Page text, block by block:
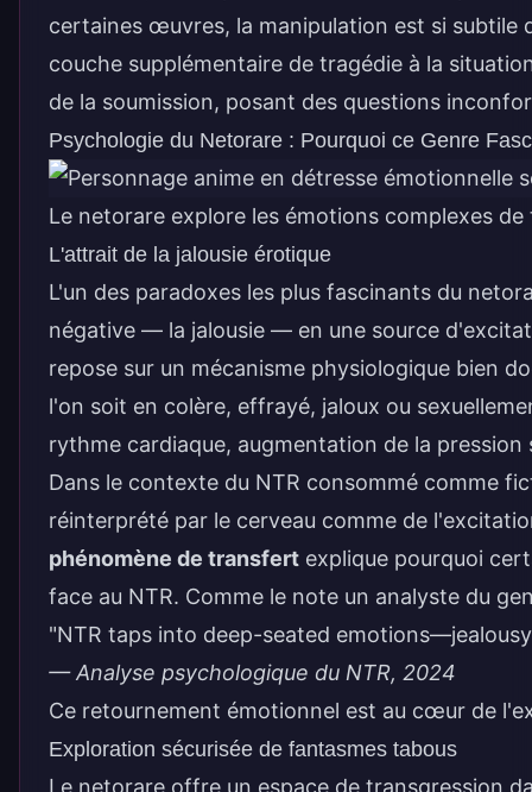
certaines œuvres, la manipulation est si subtile
couche supplémentaire de tragédie à la
de la soumission, posant des questions
Psychologie du Netorare : Pourquoi ce Genre
Le netorare explore les émotions complexes
L'attrait de la jalousie érotique
L'un des paradoxes les plus fascinants du
négative — la jalousie — en une source
repose sur un mécanisme physiologique bien
l'on soit en colère, effrayé, jaloux ou
rythme cardiaque, augmentation de la
Dans le contexte du NTR consommé comme
réinterprété par le cerveau comme de
phénomène de transfert explique pourquoi
face au NTR. Comme le note un analyste du
"NTR taps into deep-seated
— Analyse psychologique du NTR, 2024
Ce retournement émotionnel est au cœur de
Exploration sécurisée de fantasmes tabous
Le netorare offre un espace de transgression